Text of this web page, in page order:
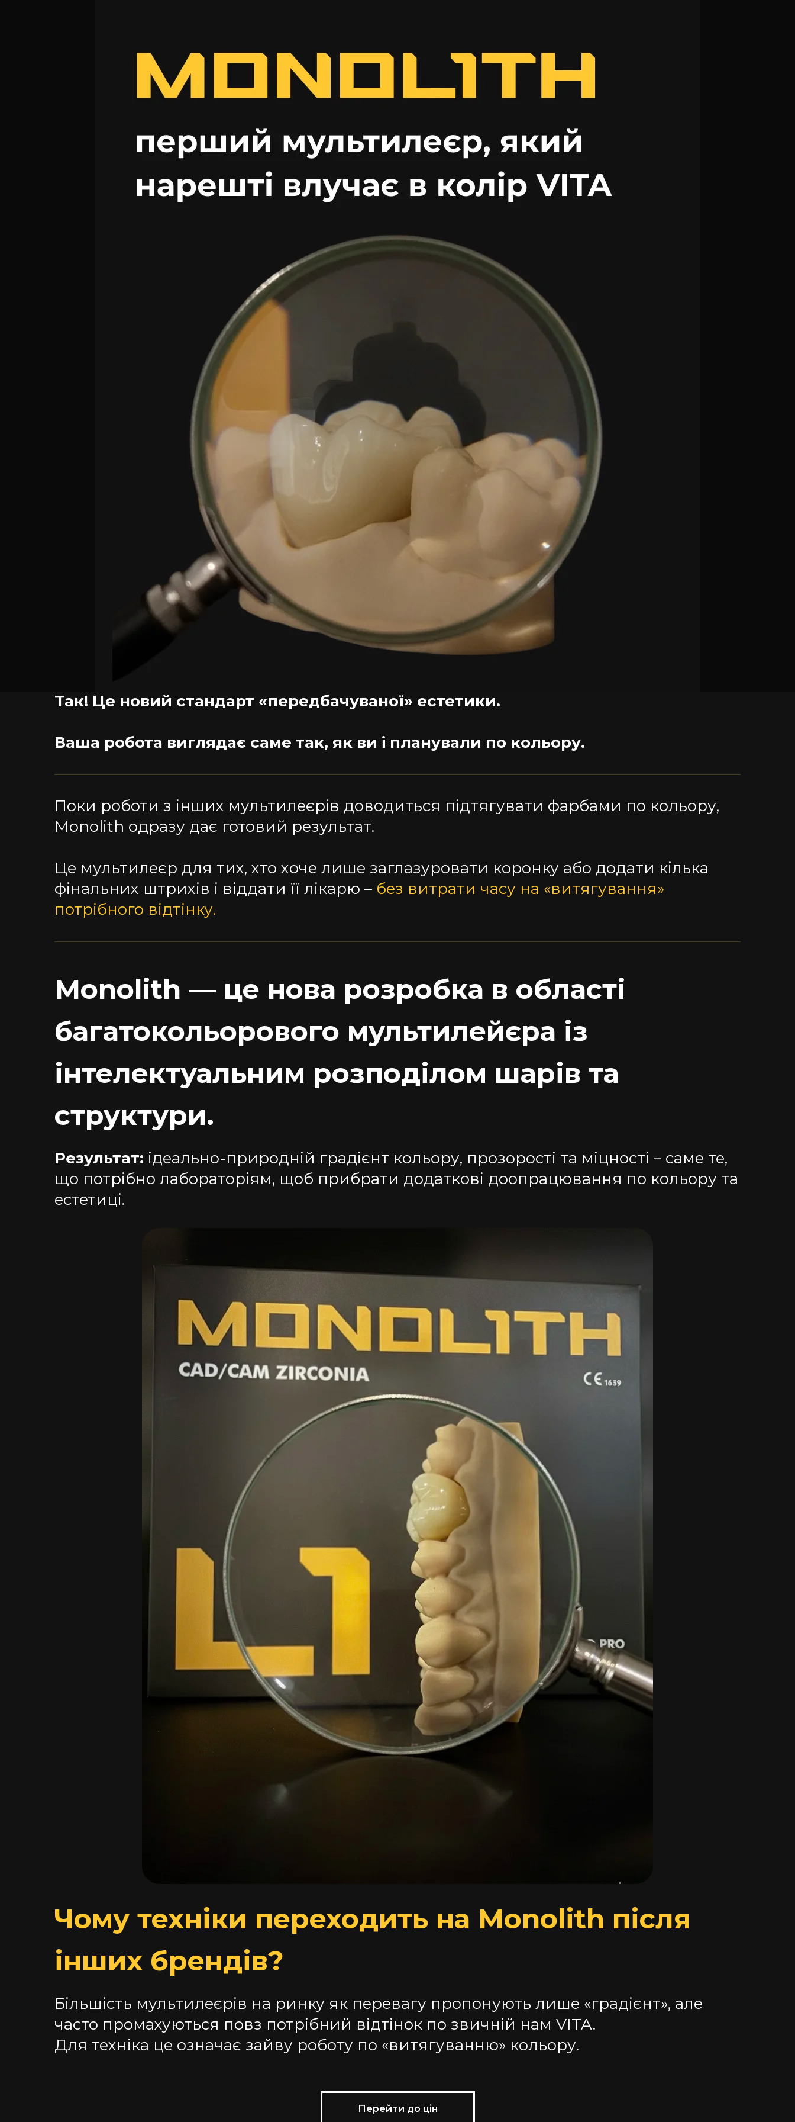
Так! Це новий стандарт «передбачуваної» естетики.
Ваша робота виглядає саме так, як ви і планували по кольору.
Поки роботи з інших мультилеєрів доводиться підтягувати фарбами по кольору,
Monolith одразу дає готовий результат.
Це мультилеєр для тих, хто хоче лише заглазуровати коронку або додати кілька
фінальних штрихів і віддати її лікарю – без витрати часу на «витягування»
потрібного відтінку.
Monolith — це нова розробка в області
багатокольорового мультилейєра із
інтелектуальним розподілом шарів та
структури.
Результат: ідеально-природній градієнт кольору, прозорості та міцності – саме те,
що потрібно лабораторіям, щоб прибрати додаткові доопрацювання по кольору та
естетиці.
Чому техніки переходить на Monolith після
інших брендів?
Більшість мультилеєрів на ринку як перевагу пропонують лише «градієнт», але
часто промахуються повз потрібний відтінок по звичній нам VITA.
Для техніка це означає зайву роботу по «витягуванню» кольору.
Перейти до цін